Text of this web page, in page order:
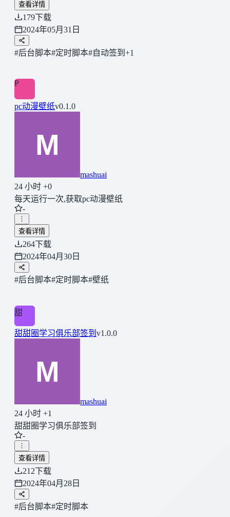
查看详情
179下载
2024年05月31日
#后台脚本#定时脚本#自动签到 +1
P
pc动漫壁纸v0.1.0
mashuai
24 小时 +0
每天运行一次,获取pc动漫壁纸
-
查看详情
264下载
2024年04月30日
#后台脚本#定时脚本#壁纸
甜
甜甜圈学习俱乐部签到 v1.0.0
mashuai
24 小时 +1
甜甜圈学习俱乐部签到
-
查看详情
212下载
2024年04月28日
#后台脚本#定时脚本